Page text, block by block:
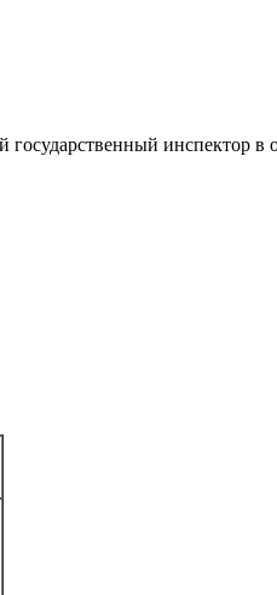
государственный инспектор